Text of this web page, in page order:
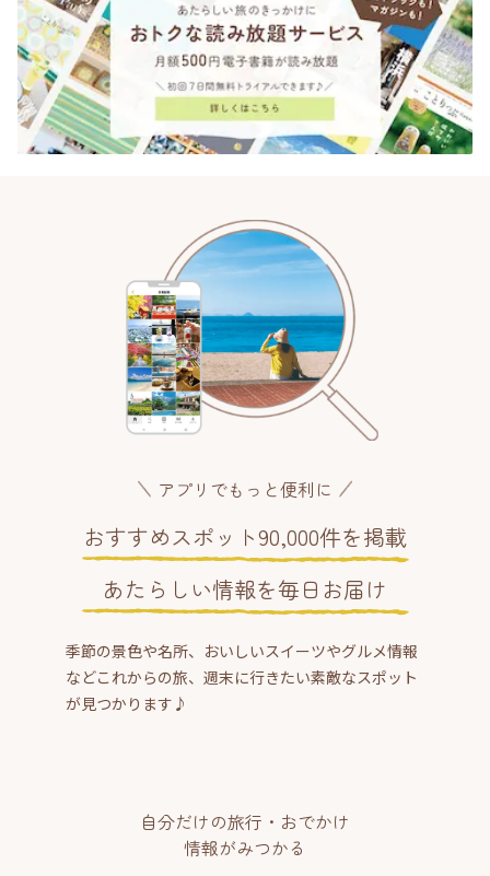
アプリでもっと便利に
おすすめスポット90,000件を掲載
あたらしい情報を毎日お届け
季節の景色や名所、おいしいスイーツやグルメ情報
などこれからの旅、週末に行きたい素敵なスポット
が見つかります♪
自分だけの旅行・おでかけ
情報がみつかる